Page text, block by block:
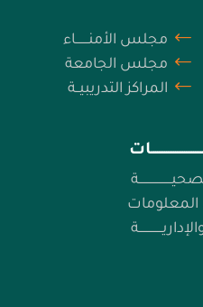
مجلس الأمنـــــــاء
مجلس الجامعة
المراكز التدريبيــة
المعلومات